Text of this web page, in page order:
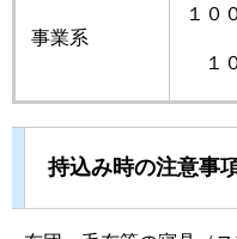
事業系
１
１
持込み時の注意事